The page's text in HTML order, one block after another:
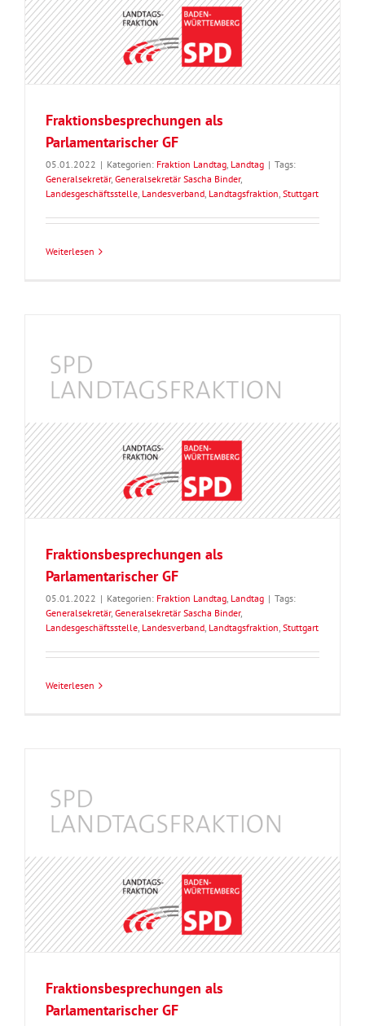
Fraktionsbesprechungen als
Parlamentarischer GF
05.01.2022 | Kategorien: Fraktion Landtag, Landtag | Tags:
Generalsekretär, Generalsekretär Sascha Binder,
Landesgeschäftsstelle, Landesverband, Landtagsfraktion, Stuttgart
Weiterlesen
Fraktionsbesprechungen als
Parlamentarischer GF
05.01.2022 | Kategorien: Fraktion Landtag, Landtag | Tags:
Generalsekretär, Generalsekretär Sascha Binder,
Landesgeschäftsstelle, Landesverband, Landtagsfraktion, Stuttgart
Weiterlesen
Fraktionsbesprechungen als
Parlamentarischer GF